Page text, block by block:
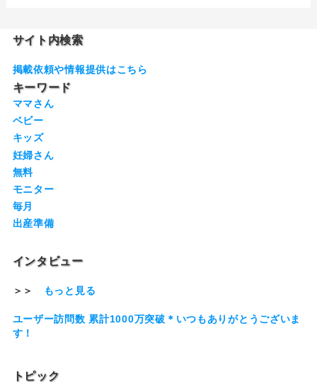
サイト内検索
掲載依頼や情報提供はこちら
キーワード
ママさん
ベビー
キッズ
妊婦さん
無料
モニター
毎月
出産準備
インタビュー
＞＞ もっと見る
ユーザー訪問数 累計1000万突破＊いつもありがとうございま
す！
トピック